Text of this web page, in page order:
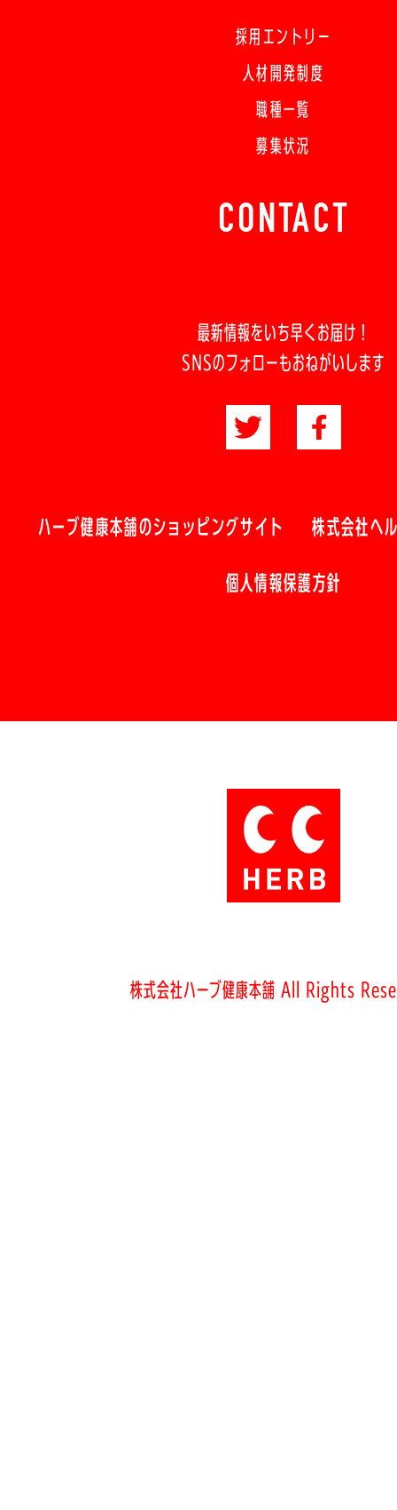
採用エントリー
人材開発制度
職種一覧
募集状況
CONTACT
最新情報をいち早くお届け！
SNSのフォローもおねがいします
ハーブ健康本舗のショッピングサイト 株式会社ヘ
個人情報保護方針
株式会社ハーブ健康本舗 All Rights